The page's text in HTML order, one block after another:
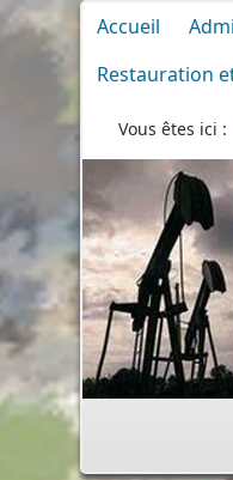
Accueil
Restauration
Vous êtes ici :